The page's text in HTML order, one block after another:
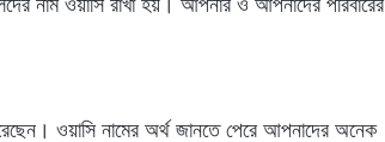
ওয়াসি নামের অর্থ জানতে পেরে আপনাদের অনেক